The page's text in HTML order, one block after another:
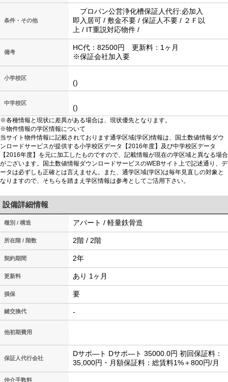
条件・その他
プロパン公営浄化槽保証人代行:必加入
即入居可 / 敷金不要 / 保証人不要 / ２Ｆ以
上 / IT重説対応物件 /
備考
HC代：82500円 更新料：1ヶ月
※保証会社加入要
小学校区
()
中学校区
()
※各種情報と現状に差異がある場合は、現状優先となります。
※物件情報の学区情報について
当サイト物件情報に記載されております通学区域(学区)情報は、国土数値情報ダウ
ンロードサービスが提供する小学校区データ【2016年度】及び中学校区データ
【2016年度】を元に加工したものですので、記載情報が現在の学区域と異なる場合
がございます。国土数値情報ダウンロードサービスのWEBサイト上で記述通り、デ
ータは必ずしも正確とは言えません。また、通学区域(学区)は毎年見直しの対象と
なりますので、そちらを踏まえ学区情報は参考としてご活用下さい。
設備詳細情報
種別 / 構造 アパート / 軽量鉄骨造
所在階 / 階数 2階 / 2階
契約期間 2年
更新料 あり 1ヶ月
損保 要
鍵交換代 -
他初期費用
保証人代行会社
Dサポ―ト Dサポ―ト 35000.0円 初回保証料：
35,000円・月額保証料：総賃料1%＋800円/月
仲介手数料